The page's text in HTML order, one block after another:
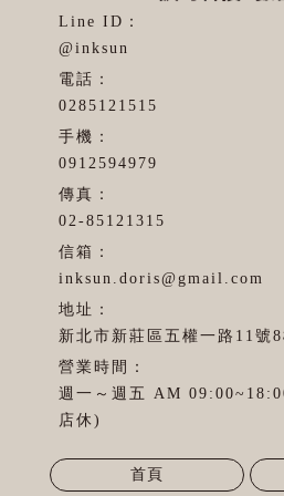
@inksun
0285121515
0912594979
02-85121315
inksun.doris@gmail.com
新北市新莊區五權一路11號8
週一～週五 AM
店休)
首頁